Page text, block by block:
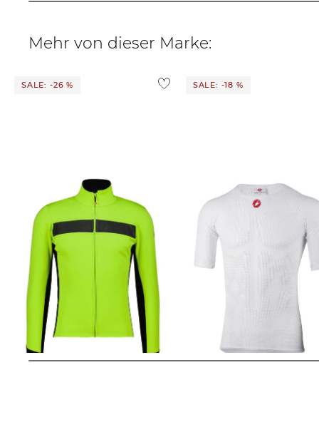
Mehr von dieser Marke:
SALE: -26 %
Castelli | Herren Radjacke
RADIPPIA 3 JACKET
171,09 €
229,90 €
SALE: -18 %
Funktionsunterhemd "Core
40,95 €